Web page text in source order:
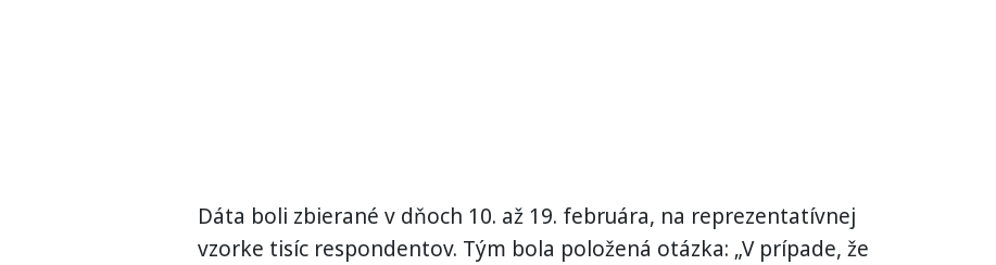
Dáta boli zbierané v dňoch 10. až 19. februára, na reprezentatívnej
vzorke tisíc respondentov. Tým bola položená otázka: „V prípade, že